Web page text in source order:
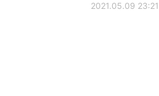
2021.05.09 23:21